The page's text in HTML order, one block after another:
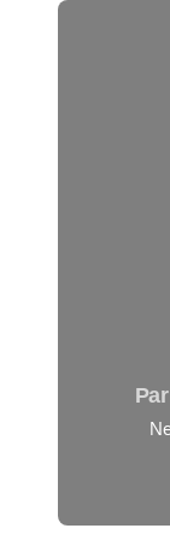
Par